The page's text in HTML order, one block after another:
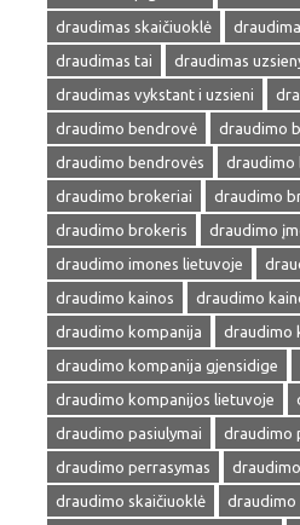
draudimas skaičiuoklė
draudimas tai
draudimas
draudimas vykstant i uzsieni
draudimo bendrovė
draudimo
draudimo bendrovės
draudimo
draudimo brokeriai
draudimo
draudimo brokeris
draudimo
draudimo imones lietuvoje
draudimo kainos
draudimo
draudimo kompanija
draudimo
draudimo kompanija gjensidige
draudimo kompanijos lietuvoje
draudimo pasiulymai
draudimo
draudimo perrasymas
draudimo skaičiuoklė
draudimo